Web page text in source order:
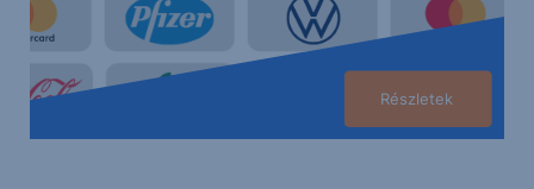
Részletek